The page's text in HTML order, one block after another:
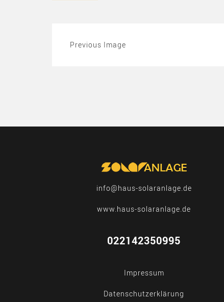
Previous Image
info@haus-solaranlage.de
www.haus-solaranlage.de
022142350995
Impressum
Datenschutzerklärung